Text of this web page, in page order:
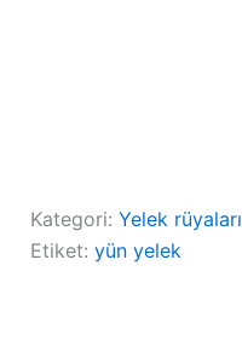
Kategori: Yelek rüyaları
Etiket: yün yelek